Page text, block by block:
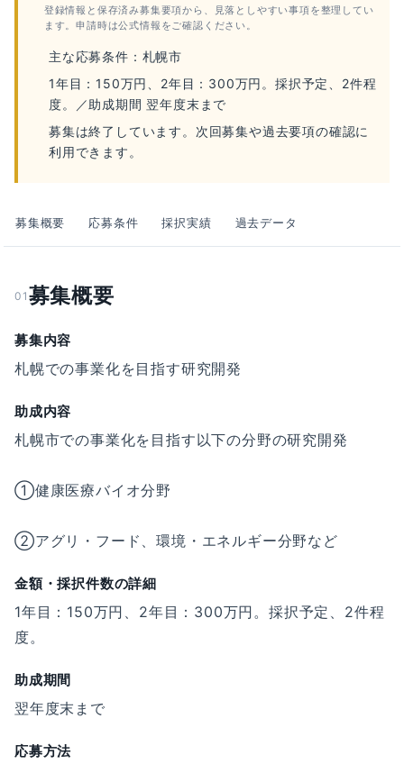
登録情報と保存済み募集要項から、見落としやすい事項を整理してい
ます。申請時は公式情報をご確認ください。
主な応募条件：札幌市
1年目：150万円、2年目：300万円。採択予定、2件程
度。／助成期間 翌年度末まで
募集は終了しています。次回募集や過去要項の確認に
利用できます。
募集概要 応募条件 採択実績 過去データ
01 募集概要
募集内容
札幌での事業化を目指す研究開発
助成内容
札幌市での事業化を目指す以下の分野の研究開発
①健康医療バイオ分野
②アグリ・フード、環境・エネルギー分野など
金額・採択件数の詳細
1年目：150万円、2年目：300万円。採択予定、2件程
度。
助成期間
翌年度末まで
応募方法